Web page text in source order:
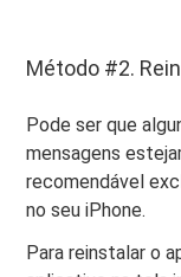
Método #2.
Pode ser que
mensagens
recomendável
no seu iPhone.
Para reinstalar o